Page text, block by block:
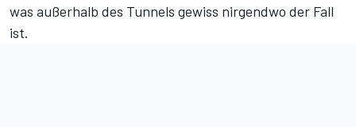
was außerhalb des Tunnels gewiss nirgendwo der Fall
ist.